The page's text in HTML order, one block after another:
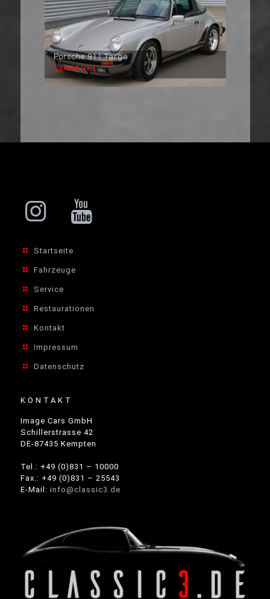
Porsche 911 Targa
VERKAUFT
Startseite
Fahrzeuge
Service
Restaurationen
Kontakt
Impressum
Datenschutz
KONTAKT
Image Cars GmbH
Schillerstrasse 42
DE-87435 Kempten
Tel.: +49 (0)831 – 10000
Fax.: +49 (0)831 – 25543
E-Mail: info@classic3.de